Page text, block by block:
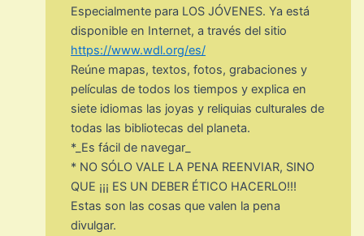
Especialmente para LOS JÓVENES. Ya está
disponible en Internet, a través del sitio
https://www.wdl.org/es/
Reúne mapas, textos, fotos, grabaciones y
películas de todos los tiempos y explica en
siete idiomas las joyas y reliquias culturales de
todas las bibliotecas del planeta.
*_Es fácil de navegar_
* NO SÓLO VALE LA PENA REENVIAR, SINO
QUE ¡¡¡ ES UN DEBER ÉTICO HACERLO!!!
Estas son las cosas que valen la pena
divulgar.